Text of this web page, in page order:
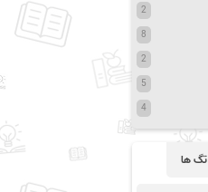
2
8
2
5
4
تگ ها